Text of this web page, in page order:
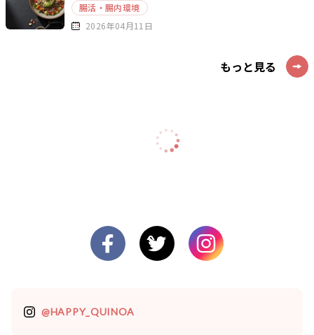
腸活・腸内環境
2026年04月11日
もっと見る
@HAPPY_QUINOA